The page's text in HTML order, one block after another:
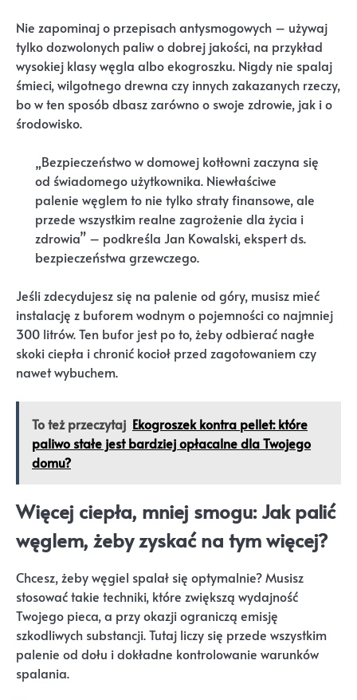
Nie zapominaj o przepisach antysmogowych – używaj
tylko dozwolonych paliw o dobrej jakości, na przykład
wysokiej klasy węgla albo ekogroszku. Nigdy nie spalaj
śmieci, wilgotnego drewna czy innych zakazanych rzeczy,
bo w ten sposób dbasz zarówno o swoje zdrowie, jak i o
środowisko.
„Bezpieczeństwo w domowej kotłowni zaczyna się
od świadomego użytkownika. Niewłaściwe
palenie węglem to nie tylko straty finansowe, ale
przede wszystkim realne zagrożenie dla życia i
zdrowia” – podkreśla Jan Kowalski, ekspert ds.
bezpieczeństwa grzewczego.
Jeśli zdecydujesz się na palenie od góry, musisz mieć
instalację z buforem wodnym o pojemności co najmniej
300 litrów. Ten bufor jest po to, żeby odbierać nagłe
skoki ciepła i chronić kocioł przed zagotowaniem czy
nawet wybuchem.
To też przeczytaj Ekogroszek kontra pellet: które
paliwo stałe jest bardziej opłacalne dla Twojego
domu?
Więcej ciepła, mniej smogu: Jak palić
węglem, żeby zyskać na tym więcej?
Chcesz, żeby węgiel spalał się optymalnie? Musisz
stosować takie techniki, które zwiększą wydajność
Twojego pieca, a przy okazji ograniczą emisję
szkodliwych substancji. Tutaj liczy się przede wszystkim
palenie od dołu i dokładne kontrolowanie warunków
spalania.